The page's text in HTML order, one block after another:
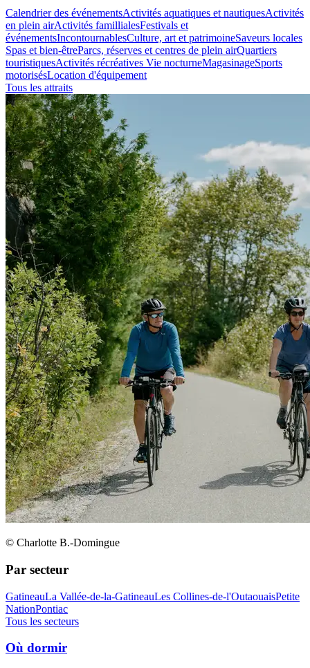
Calendrier des événementsActivités aquatiques et nautiquesActivités
en plein airActivités famillialesFestivals et
événementsIncontournablesCulture, art et patrimoineSaveurs locales
Spas et bien-êtreParcs, réserves et centres de plein airQuartiers
touristiquesActivités récréatives Vie nocturneMagasinageSports
motorisésLocation d'équipement
Tous les attraits
© Charlotte B.-Domingue
Par secteur
GatineauLa Vallée-de-la-GatineauLes Collines-de-l'OutaouaisPetite
NationPontiac
Tous les secteurs
Où dormir